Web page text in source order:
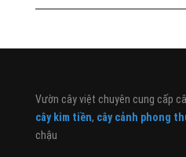
Vườn cây việt chuyên cung cấp
cây kim tiền, cây cảnh phong
chậu